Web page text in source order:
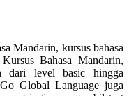
Mandarin, kursus bahasa
Bahasa Mandarin,
dari level basic hingga
Global Language juga